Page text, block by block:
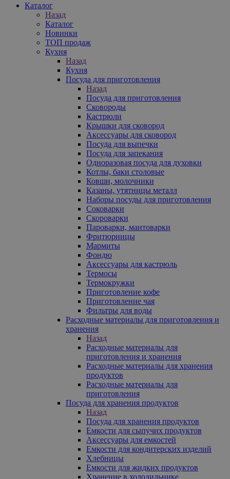
Каталог
Назад
Каталог
Новинки
ТОП продаж
Кухня
Назад
Кухня
Посуда для приготовления
Назад
Посуда для приготовления
Сковороды
Кастрюли
Крышки для сковород
Аксессуары для сковород
Посуда для выпечки
Посуда для запекания
Одноразовая посуда для духовки
Котлы, баки столовые
Ковши, молочники
Казаны, утятницы металл
Наборы посуды для приготовления
Соковарки
Скороварки
Пароварки, мантоварки
Фритюрницы
Мармиты
Фондю
Аксессуары для кастрюль
Термосы
Термокружки
Приготовление кофе
Приготовление чая
Фильтры для воды
Расходные материалы для приготовления и
хранения
Назад
Расходные материалы для
приготовления и хранения
Расходные материалы для хранения
продуктов
Расходные материалы для
приготовления
Посуда для хранения продуктов
Назад
Посуда для хранения продуктов
Емкости для сыпучих продуктов
Аксессуары для емкостей
Емкости для кондитерских изделий
Хлебницы
Емкости для жидких продуктов
Хранение в холодильнике